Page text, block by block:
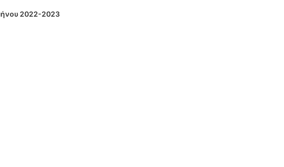
2022-2023